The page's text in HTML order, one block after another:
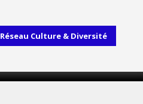
Réseau Culture & Diversité